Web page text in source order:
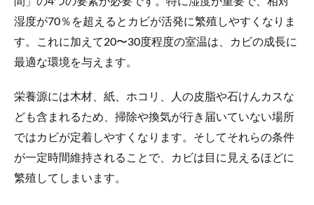
湿度が70％を超えるとカビが活発に繁殖しやすくなりま
す。これに加えて20〜30度程度の室温は、カビの成長に
最適な環境を与えます。
栄養源には木材、紙、ホコリ、人の皮脂や石けんカスな
ども含まれるため、掃除や換気が行き届いていない場所
ではカビが定着しやすくなります。そしてそれらの条件
が一定時間維持されることで、カビは目に見えるほどに
繁殖してしまいます。